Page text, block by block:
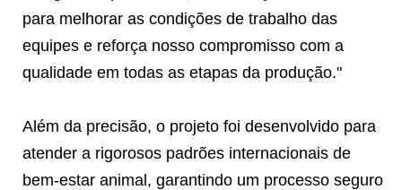
para melhorar as condições de trabalho das
equipes e reforça nosso compromisso com a
qualidade em todas as etapas da produção."
Além da precisão, o projeto foi desenvolvido para
atender a rigorosos padrões internacionais de
bem-estar animal, garantindo um processo seguro